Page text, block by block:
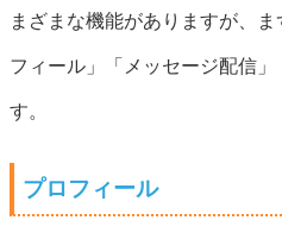
まざまな機能がありますが、
フィール」「メッセージ配信
す。
プロフィール